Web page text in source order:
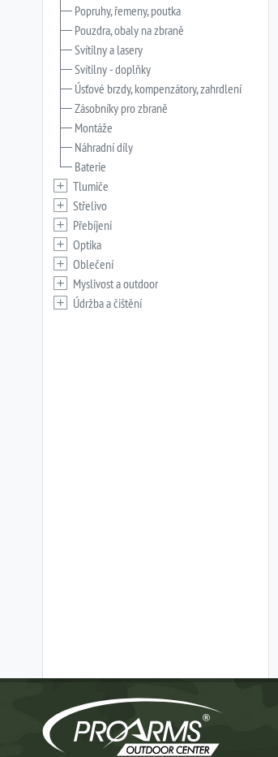
Popruhy, řemeny, poutka
Pouzdra, obaly na zbraně
Svítilny a lasery
Svítilny - doplňky
Úsťové brzdy, kompenzátory, zahrdlení
Zásobníky pro zbraně
Montáže
Náhradní díly
Baterie
Tlumiče
Střelivo
Přebíjení
Optika
Oblečení
Myslivost a outdoor
Údržba a čištění